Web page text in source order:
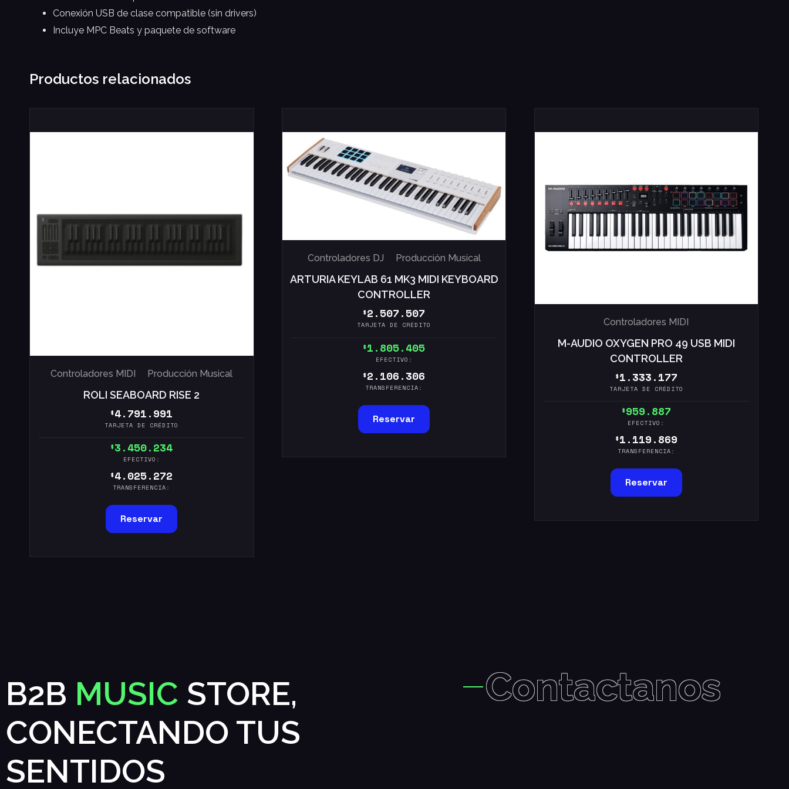
Conexión USB de clase compatible (sin drivers)
Incluye MPC Beats y paquete de software
Productos relacionados
Controladores MIDI Producción Musical
ROLI SEABOARD RISE 2
$4.791.991
TARJETA DE CRÉDITO
$3.450.234
EFECTIVO:
$4.025.272
TRANSFERENCIA:
Reservar
Controladores DJ Producción Musical
ARTURIA KEYLAB 61 MK3 MIDI KEYBOARD
CONTROLLER
$2.507.507
TARJETA DE CRÉDITO
$1.805.405
EFECTIVO:
$2.106.306
TRANSFERENCIA:
Reservar
Controladores MIDI
M-AUDIO OXYGEN PRO 49 USB MIDI
CONTROLLER
$1.333.177
TARJETA DE CRÉDITO
$959.887
EFECTIVO:
$1.119.869
TRANSFERENCIA:
Reservar
B2B MUSIC STORE,
CONECTANDO TUS
SENTIDOS
Contactanos